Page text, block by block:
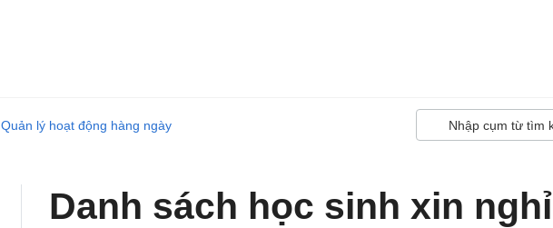
Quản lý hoạt động hàng ngày
Danh sách học sinh xin nghỉ